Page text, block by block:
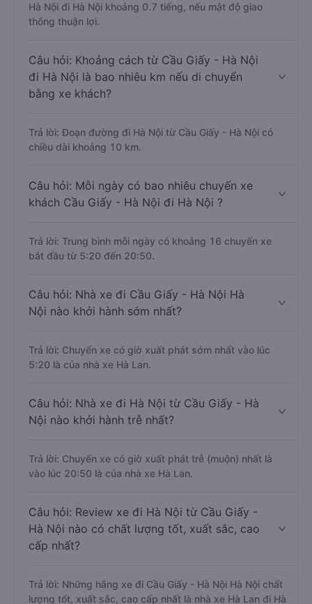
Hà Nội đi Hà Nội khoảng 0.7 tiếng, nếu mật độ giao
thông thuận lợi.
Câu hỏi: Khoảng cách từ Cầu Giấy - Hà Nội
đi Hà Nội là bao nhiêu km nếu di chuyển
bằng xe khách?
Trả lời: Đoạn đường đi Hà Nội từ Cầu Giấy - Hà Nội có
chiều dài khoảng 10 km.
Câu hỏi: Mỗi ngày có bao nhiêu chuyến xe
khách Cầu Giấy - Hà Nội đi Hà Nội ?
Trả lời: Trung bình mỗi ngày có khoảng 16 chuyến xe
bắt đầu từ 5:20 đến 20:50.
Câu hỏi: Nhà xe đi Cầu Giấy - Hà Nội Hà
Nội nào khởi hành sớm nhất?
Trả lời: Chuyến xe có giờ xuất phát sớm nhất vào lúc
5:20 là của nhà xe Hà Lan.
Câu hỏi: Nhà xe đi Hà Nội từ Cầu Giấy - Hà
Nội nào khởi hành trễ nhất?
Trả lời: Chuyến xe có giờ xuất phát trễ (muộn) nhất là
vào lúc 20:50 là của nhà xe Hà Lan.
Câu hỏi: Review xe đi Hà Nội từ Cầu Giấy -
Hà Nội nào có chất lượng tốt, xuất sắc, cao
cấp nhất?
Trả lời: Những hãng xe đi Cầu Giấy - Hà Nội Hà Nội chất
lượng tốt, xuất sắc, cao cấp nhất là nhà xe Hà Lan đi Hà